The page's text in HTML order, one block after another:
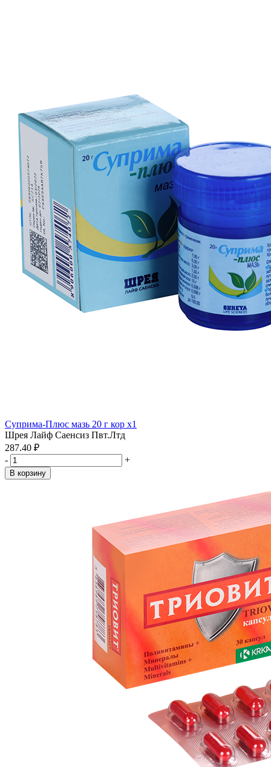
Суприма-Плюс мазь 20 г кор x1
Шрея Лайф Саенсиз Пвт.Лтд
287.40 ₽
-
+
В корзину